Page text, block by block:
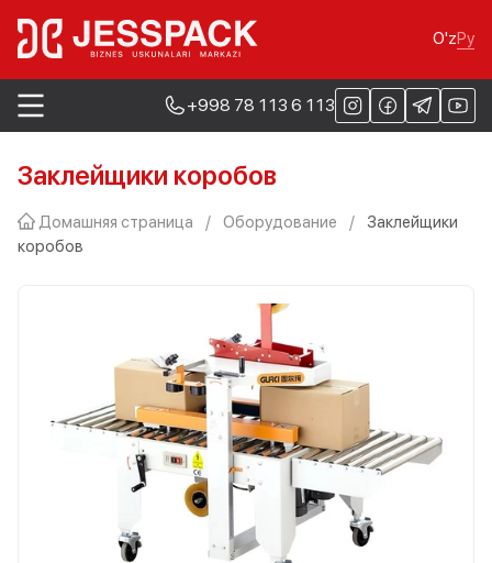
O'zРу
+998 78 113 6 113
Заклейщики коробов
Домашняя страница / Оборудование /
Заклейщики
коробов